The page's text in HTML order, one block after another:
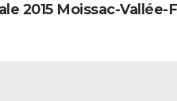
2015 Moissac-Vallée-